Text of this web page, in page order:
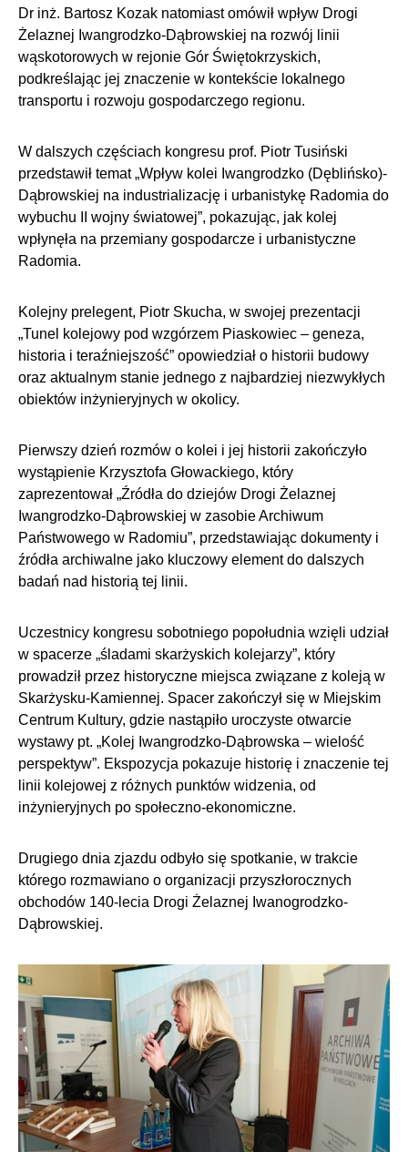
Dr inż. Bartosz Kozak natomiast omówił wpływ Drogi
Żelaznej Iwangrodzko-Dąbrowskiej na rozwój linii
wąskotorowych w rejonie Gór Świętokrzyskich,
podkreślając jej znaczenie w kontekście lokalnego
transportu i rozwoju gospodarczego regionu.
W dalszych częściach kongresu prof. Piotr Tusiński
przedstawił temat „Wpływ kolei Iwangrodzko (Dęblińsko)-
Dąbrowskiej na industrializację i urbanistykę Radomia do
wybuchu II wojny światowej”, pokazując, jak kolej
wpłynęła na przemiany gospodarcze i urbanistyczne
Radomia.
Kolejny prelegent, Piotr Skucha, w swojej prezentacji
„Tunel kolejowy pod wzgórzem Piaskowiec – geneza,
historia i teraźniejszość” opowiedział o historii budowy
oraz aktualnym stanie jednego z najbardziej niezwykłych
obiektów inżynieryjnych w okolicy.
Pierwszy dzień rozmów o kolei i jej historii zakończyło
wystąpienie Krzysztofa Głowackiego, który
zaprezentował „Źródła do dziejów Drogi Żelaznej
Iwangrodzko-Dąbrowskiej w zasobie Archiwum
Państwowego w Radomiu”, przedstawiając dokumenty i
źródła archiwalne jako kluczowy element do dalszych
badań nad historią tej linii.
Uczestnicy kongresu sobotniego popołudnia wzięli udział
w spacerze „śladami skarżyskich kolejarzy”, który
prowadził przez historyczne miejsca związane z koleją w
Skarżysku-Kamiennej. Spacer zakończył się w Miejskim
Centrum Kultury, gdzie nastąpiło uroczyste otwarcie
wystawy pt. „Kolej Iwangrodzko-Dąbrowska – wielość
perspektyw”. Ekspozycja pokazuje historię i znaczenie tej
linii kolejowej z różnych punktów widzenia, od
inżynieryjnych po społeczno-ekonomiczne.
Drugiego dnia zjazdu odbyło się spotkanie, w trakcie
którego rozmawiano o organizacji przyszłorocznych
obchodów 140-lecia Drogi Żelaznej Iwanogrodzko-
Dąbrowskiej.